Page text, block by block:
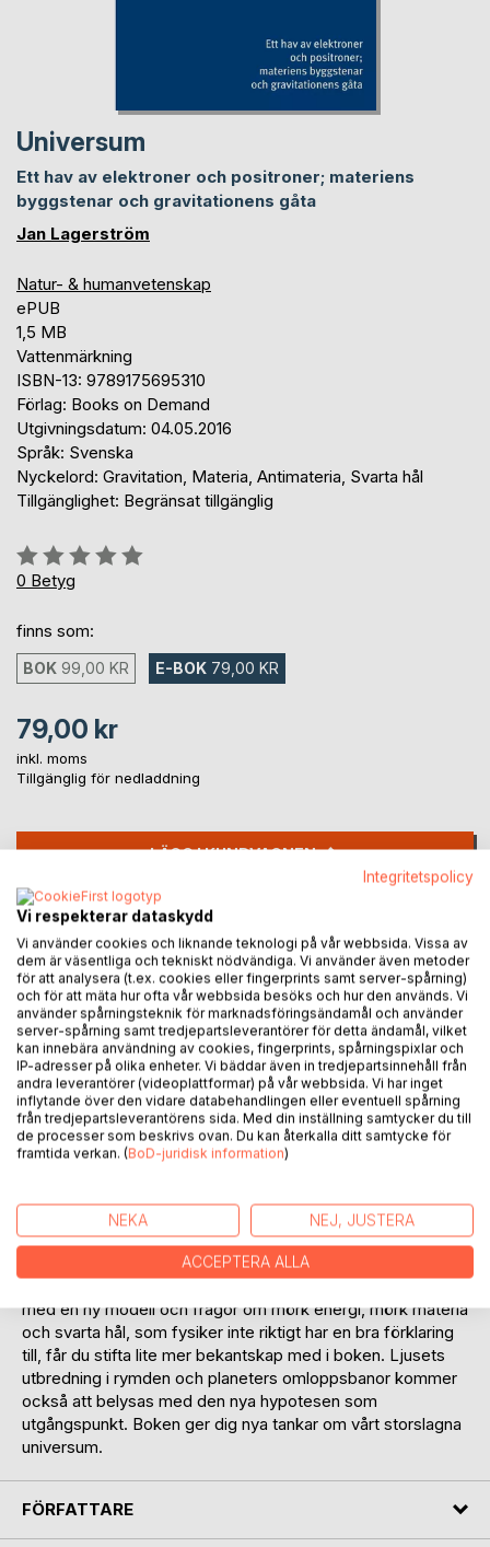
Universum
Ett hav av elektroner och positroner; materiens
byggstenar och gravitationens gåta
Jan Lagerström
Natur- & humanvetenskap
ePUB
1,5 MB
Vattenmärkning
ISBN-13: 9789175695310
Förlag: Books on Demand
Utgivningsdatum: 04.05.2016
Språk: Svenska
Nyckelord: Gravitation, Materia, Antimateria, Svarta hål
Tillgänglighet: Begränsat tillgänglig
Betyg::
0%
0 Betyg
finns som:
BOK 99,00 KR E-BOK 79,00 KR
79,00 kr
inkl. moms
Tillgänglig för nedladdning
LÄGG I KUNDVAGNEN
Lägg till i kom-ihåglista
Recensera titel
BESKRIVNING
vakuum där positron-elektron parbildning sker spontant.
Med nya ögon beskrivs hur materia och antimateria byggs
upp och hur gravitationens gåta får en förklaring.
Gammastrålning från positron-elektron annihilation förklaras
med en ny modell och frågor om mörk energi, mörk materia
och svarta hål, som fysiker inte riktigt har en bra förklaring
till, får du stifta lite mer bekantskap med i boken. Ljusets
utbredning i rymden och planeters omloppsbanor kommer
också att belysas med den nya hypotesen som
utgångspunkt. Boken ger dig nya tankar om vårt storslagna
universum.
FÖRFATTARE
Integritetspolicy
Vi respekterar dataskydd
Vi använder cookies och liknande teknologi på vår webbsida. Vissa av
dem är väsentliga och tekniskt nödvändiga. Vi använder även metoder
för att analysera (t.ex. cookies eller fingerprints samt server-spårning)
och för att mäta hur ofta vår webbsida besöks och hur den används. Vi
använder spårningsteknik för marknadsföringsändamål och använder
server-spårning samt tredjepartsleverantörer för detta ändamål, vilket
kan innebära användning av cookies, fingerprints, spårningspixlar och
IP-adresser på olika enheter. Vi bäddar även in tredjepartsinnehåll från
andra leverantörer (videoplattformar) på vår webbsida. Vi har inget
inflytande över den vidare databehandlingen eller eventuell spårning
från tredjepartsleverantörens sida. Med din inställning samtycker du till
de processer som beskrivs ovan. Du kan återkalla ditt samtycke för
framtida verkan. (BoD-juridisk information)
NEKA NEJ, JUSTERA
ACCEPTERA ALLA